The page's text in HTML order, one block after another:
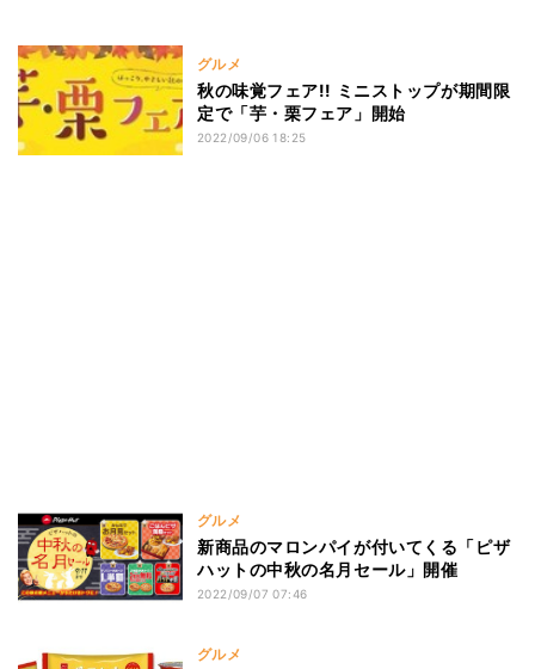
グルメ
秋の味覚フェア!! ミニストップが期間限
定で「芋・栗フェア」開始
2022/09/06 18:25
グルメ
新商品のマロンパイが付いてくる「ピザ
ハットの中秋の名月セール」開催
2022/09/07 07:46
グルメ